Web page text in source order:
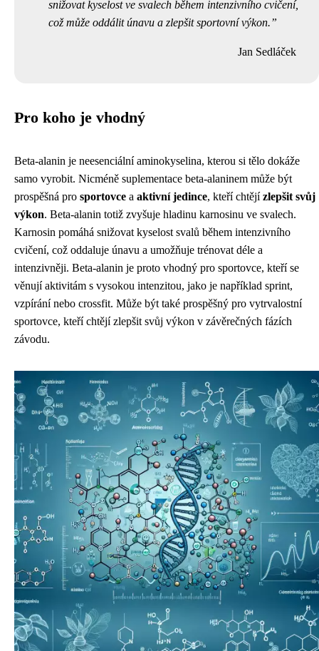
snižovat kyselost ve svalech během intenzivního cvičení,
což může oddálit únavu a zlepšit sportovní výkon.
Jan Sedláček
Pro koho je vhodný
Beta-alanin je neesenciální aminokyselina, kterou si tělo dokáže
samo vyrobit. Nicméně suplementace beta-alaninem může být
prospěšná pro sportovce a aktivní jedince, kteří chtějízlepšit svůj
výkon. Beta-alanin totiž zvyšuje hladinu karnosinu ve svalech.
Karnosin pomáhá snižovat kyselost svalů během intenzivního
cvičení, což oddaluje únavu a umožňuje trénovat déle a
intenzivněji. Beta-alanin je proto vhodný pro sportovce, kteří se
věnují aktivitám s vysokou intenzitou, jako je například sprint,
vzpírání nebo crossfit. Může být také prospěšný pro vytrvalostní
sportovce, kteří chtějí zlepšit svůj výkon v závěrečných fázích
závodu.